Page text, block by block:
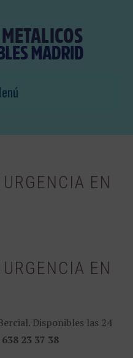
EN
EN
Disponibles las 24
23 37 38